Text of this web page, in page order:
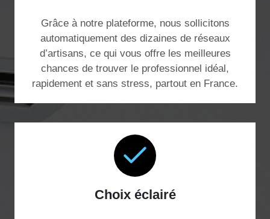
Grâce à notre plateforme, nous sollicitons
automatiquement des dizaines de réseaux
d’artisans, ce qui vous offre les meilleures
chances de trouver le professionnel idéal,
rapidement et sans stress, partout en France.
Choix éclairé